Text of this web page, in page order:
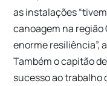
as instalações
canoagem na região
enorme resiliência”,
Também o capitão
sucesso ao trabalho